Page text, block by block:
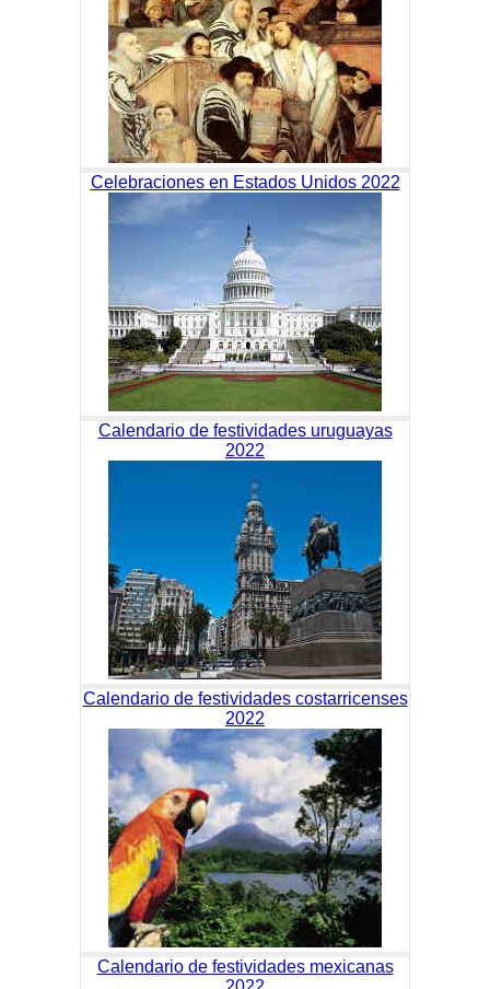
Celebraciones en Estados Unidos 2022
Calendario de festividades uruguayas
2022
Calendario de festividades costarricenses
2022
Calendario de festividades mexicanas